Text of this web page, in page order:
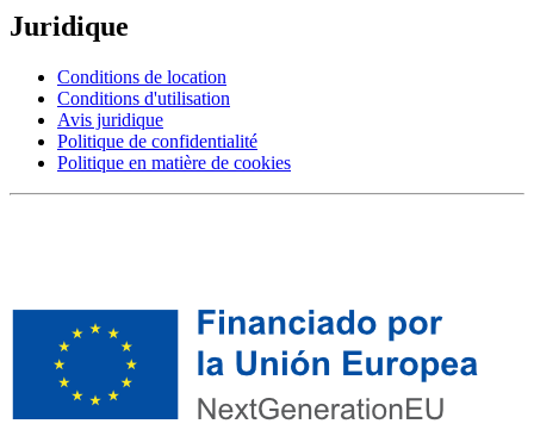
Juridique
Conditions de location
Conditions d'utilisation
Avis juridique
Politique de confidentialité
Politique en matière de cookies